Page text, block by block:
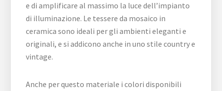
e di amplificare al massimo la luce dell’impianto
di illuminazione. Le tessere da mosaico in
ceramica sono ideali per gli ambienti eleganti e
originali, e si addicono anche in uno stile country e
vintage.
Anche per questo materiale i colori disponibili